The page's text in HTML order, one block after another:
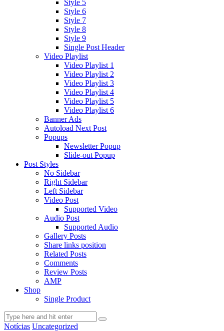
Style 5
Style 6
Style 7
Style 8
Style 9
Single Post Header
Video Playlist
Video Playlist 1
Video Playlist 2
Video Playlist 3
Video Playlist 4
Video Playlist 5
Video Playlist 6
Banner Ads
Autoload Next Post
Popups
Newsletter Popup
Slide-out Popup
Post Styles
No Sidebar
Right Sidebar
Left Sidebar
Video Post
Supported Video
Audio Post
Supported Audio
Gallery Posts
Share links position
Related Posts
Comments
Review Posts
AMP
Shop
Single Product
Notícias Uncategorized